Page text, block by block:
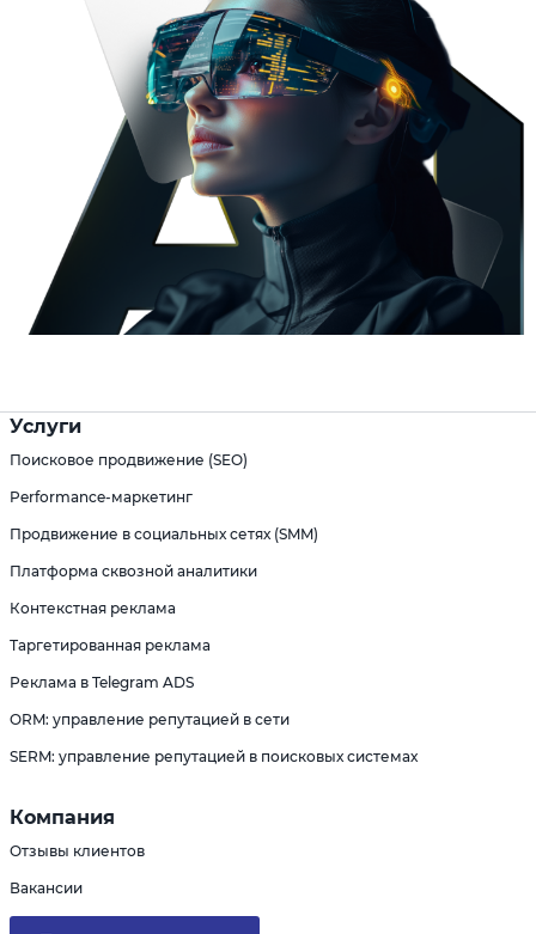
Услуги
Поисковое продвижение (SEO)
Performance-маркетинг
Продвижение в социальных сетях (SMM)
Платформа сквозной аналитики
Контекстная реклама
Таргетированная реклама
Реклама в Telegram ADS
ORM: управление репутацией в сети
SERM: управление репутацией в поисковых системах
Компания
Отзывы клиентов
Вакансии